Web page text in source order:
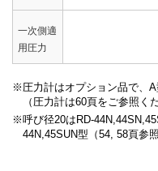
一次側適
用圧力
二次側調
整圧力範
囲(設定
圧力)
0.05～0.13MPa（
圧力計はオプション品で、
（圧力計は60頁をご参照く
呼び径20はRD-
44N,45SUN型（54, 58頁参